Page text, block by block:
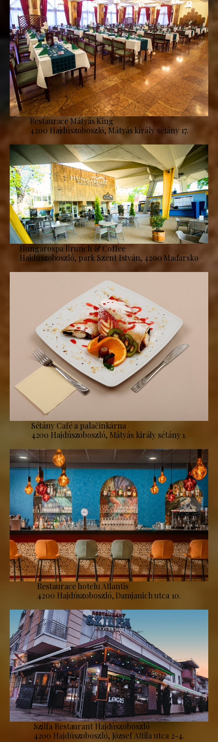
Restaurace Mátyás King
4200 Hajdúszoboszló, Mátyás király sétány 17.
Hungarospa Brunch & Coffee
Hajdúszoboszló, park Szent István, 4200 Maďarsko
Sétány Café a palačinkárna
4200 Hajdúszoboszló, Mátyás király sétány 1.
Restaurace hotelu Atlantis
4200 Hajdúszoboszló, Damjanich utca 10.
Szilfa Restaurant Hajdúszoboszló
4200 Hajdúszoboszló, József Attila utca 2-4.